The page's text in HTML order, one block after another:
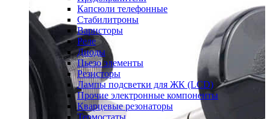
Капсюли телефонные
Стабилитроны
Варисторы
Реле
Диоды
Пьезо элементы
Резисторы
Лампы подсветки для ЖК (LCD)
Прочие электронные компоненты
Кварцевые резонаторы
Термостаты